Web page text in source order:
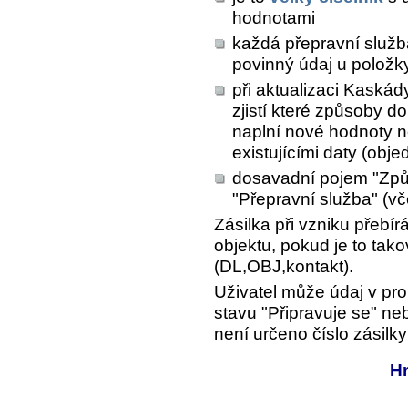
hodnotami
každá přepravní
povinný údaj u
při aktualizaci
zjistí které způsoby
naplní nové hodnoty
existujícími daty
dosavadní pojem
"Přepravní služba"
Zásilka při vzniku
objektu, pokud je to
(DL,OBJ,kontakt).
Uživatel může údaj v
stavu "Připravuje se"
není určeno číslo